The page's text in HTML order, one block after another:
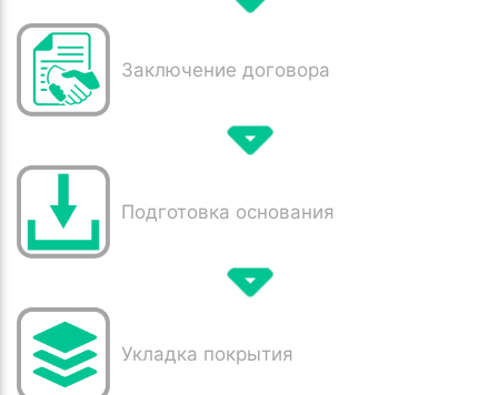
Заключение договора
Подготовка основания
Укладка покрытия